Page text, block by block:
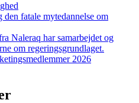
fatale mytedannelse om
Naleraq har samarbejdet og
om regeringsgrundlaget.
2026